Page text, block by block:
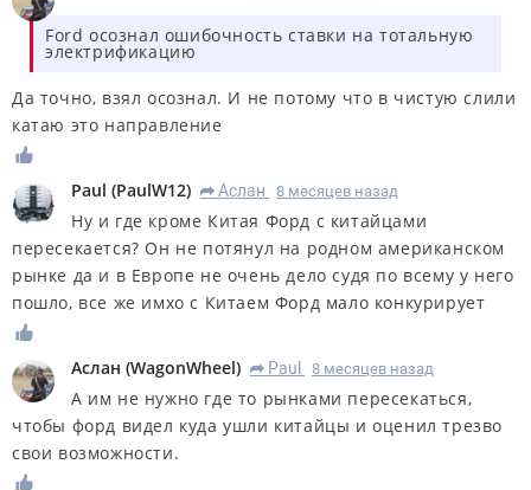
Ford осознал ошибочность ставки на тотальную
электрификацию
Да точно, взял осознал. И не потому что в чистую слили
катаю это направление
Paul (PaulW12) R Аслан 8 месяцев назад
Ну и где кроме Китая Форд с китайцами
пересекается? Он не потянул на родном американском
рынке да и в Европе не очень дело судя по всему у него
пошло, все же имхо с Китаем Форд мало конкурирует
Аслан (WagonWheel) R Paul 8 месяцев назад
А им не нужно где то рынками пересекаться,
чтобы форд видел куда ушли китайцы и оценил трезво
свои возможности.